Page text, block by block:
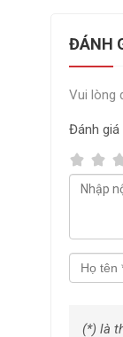
ĐÁNH
Vui lòng
Đánh giá
(*) là